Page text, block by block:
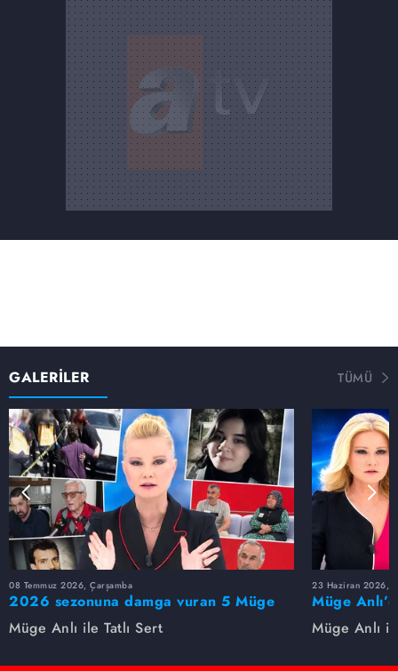
GALERİLER TÜMÜ
08 Temmuz 2026, Çarşamba
2026 sezonuna damga vuran 5 Müge
Anlı dosyası...
Müge Anlı ile Tatlı Sert
23 Haziran 2026,
Müge
dosyaları
etti!
Müge Anlı